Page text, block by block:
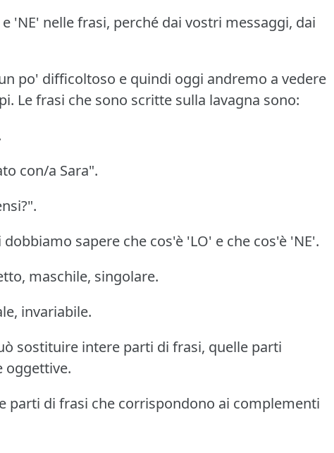
'NE' nelle frasi, perché dai vostri messaggi, dai
po' difficoltoso e quindi oggi andremo a vedere
Le frasi che sono scritte sulla lavagna sono:
con/a Sara".
sapere che cos'è 'LO' e che cos'è 'NE'.
maschile, singolare.
invariabile.
sostituire intere parti di frasi, quelle parti
oggettive.
parti di frasi che corrispondono ai complementi